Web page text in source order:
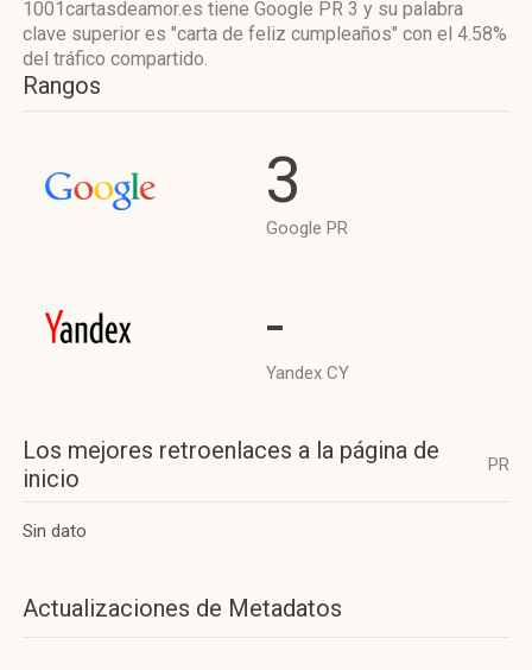
1001cartasdeamor.es tiene Google PR 3 y su palabra
clave superior es "carta de feliz cumpleaños" con el 4.58%
del tráfico compartido.
Rangos
3
Google PR
-
Yandex CY
Los mejores retroenlaces a la página de
inicio
PR
Sin dato
Actualizaciones de Metadatos